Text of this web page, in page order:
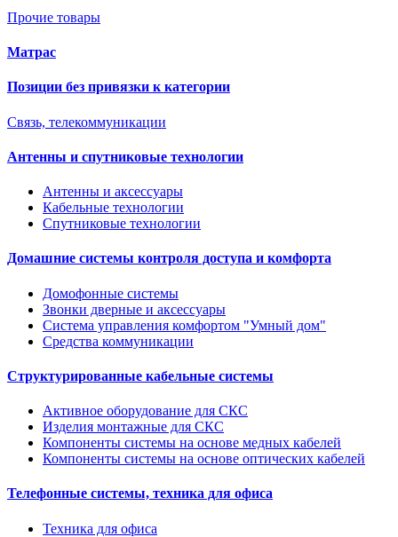
Прочие товары
Матрас
Позиции без привязки к категории
Связь, телекоммуникации
Антенны и спутниковые технологии
Антенны и аксессуары
Кабельные технологии
Спутниковые технологии
Домашние системы контроля доступа и комфорта
Домофонные системы
Звонки дверные и аксессуары
Система управления комфортом "Умный дом"
Средства коммуникации
Структурированные кабельные системы
Активное оборудование для СКС
Изделия монтажные для СКС
Компоненты системы на основе медных кабелей
Компоненты системы на основе оптических кабелей
Телефонные системы, техника для офиса
Техника для офиса